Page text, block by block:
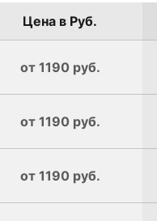
Цена в Руб.
от 1190 руб.
от 1190 руб.
от 1190 руб.